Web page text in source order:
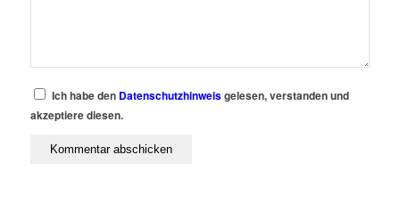
Ich habe den Datenschutzhinweisgelesen, verstanden und
akzeptiere diesen.